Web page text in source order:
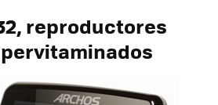
reproductores